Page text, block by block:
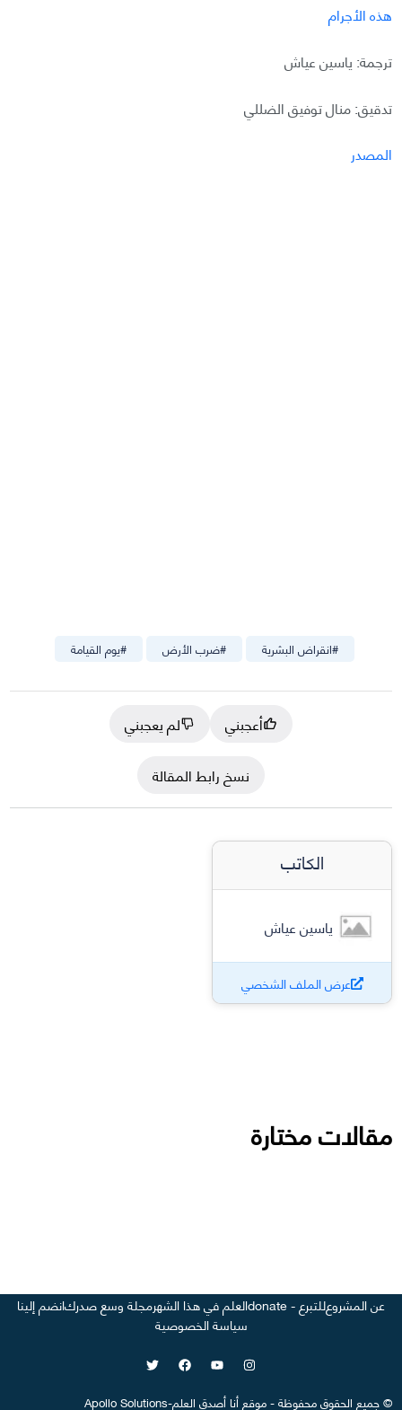
هذه الأجرام
ترجمة: ياسين عياش
تدقيق: منال توفيق الضللي
المصدر
#يوم القيامة #ضرب الأرض #انقراض البشرية
أعجبني
لم يعجبني
نسخ رابط المقالة
الكاتب
ياسين عياش
عرض الملف الشخصي
مقالات مختارة
عن المشروعللتبرع - donate العلم في هذا الشهرمجلة وسع صدركانضم إلينا
سياسة الخصوصية
©جميع الحقوق محفوظة-موقع أنا أصدق العلم-
Apollo Solutions